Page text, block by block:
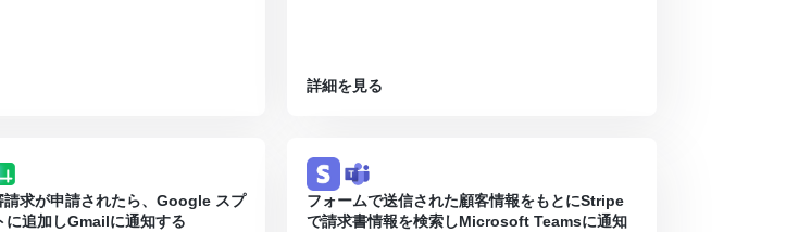
詳細を見る
求が申請されたら、Google スプ
に追加しGmailに通知する
フォームで送信された顧客情報をもとにStripe
で請求書情報を検索しMicrosoft Teamsに通知